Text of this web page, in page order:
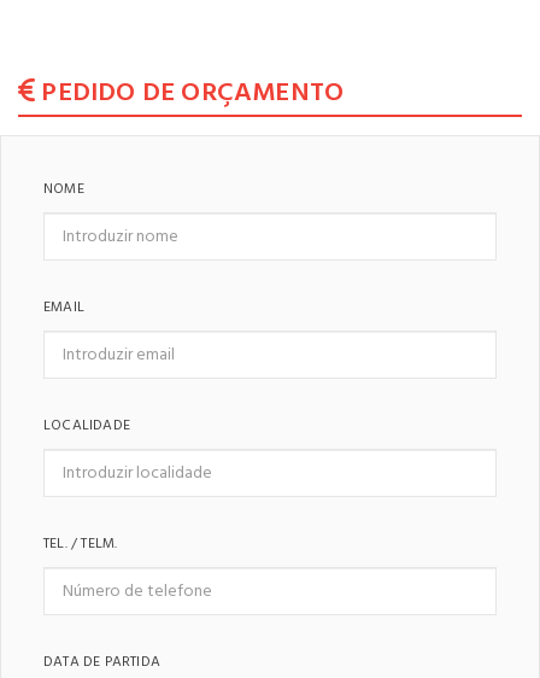
PEDIDO DE ORÇAMENTO
NOME
EMAIL
LOCALIDADE
TEL. / TELM.
DATA DE PARTIDA